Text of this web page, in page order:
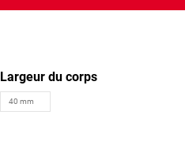
Largeur du corps